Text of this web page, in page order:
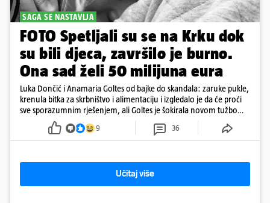
SAGA SE NASTAVLJA
FOTO Spetljali su se na Krku dok
su bili djeca, završilo je burno.
Ona sad želi 50 milijuna eura
Luka Dončić i Anamaria Goltes od bajke do skandala: zaruke pukle,
krenula bitka za skrbništvo i alimentaciju i izgledalo je da će proći
sve sporazumnim rješenjem, ali Goltes je šokirala novom tužbom
u Sloveniji
9 36
Učitaj više